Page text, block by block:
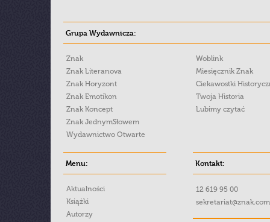
Grupa Wydawnicza:
Znak
Znak Literanova
Znak Horyzont
Znak Emotikon
Znak Koncept
Znak JednymSłowem
Wydawnictwo Otwarte
Woblink
Miesięcznik Znak
Ciekawostki
Twoja Historia
Lubimy czytać
Menu:
Aktualności
Książki
Autorzy
Kontakt:
12 619 95 00